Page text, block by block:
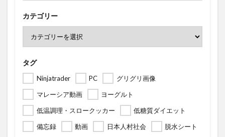
カテゴリー
タグ
Ninjatrader PC
グリグリ画像
マレーシア動画
ヨーグルト
低温調理・スロークッカー
低糖質ダイエット
備忘録
動画 日本人村社会 脱水シート